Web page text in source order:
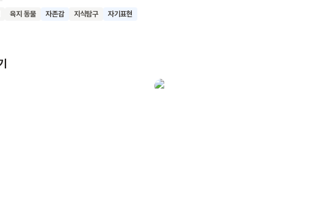
일리 비는 큰 발로 멋지게 재지 디를 물리칠 수 있었습니다. 하지만 엉겁결에
육지 동물 자존감 지식탐구 자기표현